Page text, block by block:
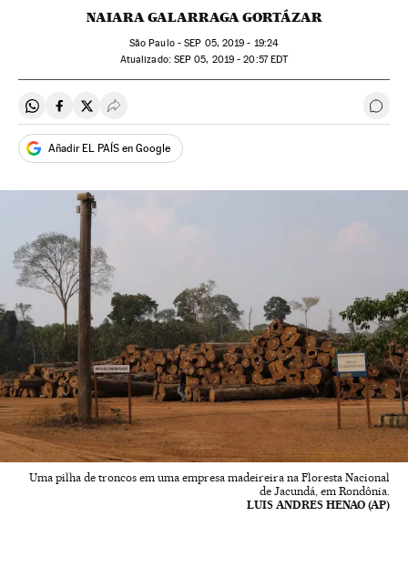
NAIARA GALARRAGA GORTÁZAR
São Paulo -SEP 05, 2019 - 19:24
atualizado: SEP 05, 2019 - 20:57EDT
Compartir en Whatsapp
Compartir en Facebook
Compartir en Twitter
Desplegar Redes Sociales
Añadir EL PAÍS en Google
Uma pilha de troncos em uma empresa madeireira na Floresta Nacional
de Jacundá, em Rondônia.
LUIS ANDRES HENAO (AP)